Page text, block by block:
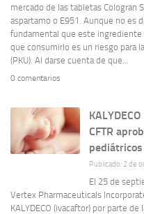
mercado de las tabletas Cologran
aspartamo o E951. Aunque no es
fundamental que este
que consumirlo es un riesgo para
(PKU). Al darse cuenta de que...
0 comentarios
CFTR
Publicado: 2 de
El 25 de
Vertex Pharmaceuticals
KALYDECO (ivacaftor) por parte